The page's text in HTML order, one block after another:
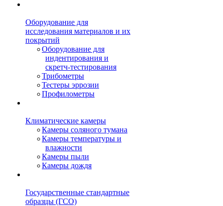
Оборудование для
исследования материалов и их
покрытий
Оборудование для
индентирования и
скретч-тестирования
Трибометры
Тестеры эррозии
Профилометры
Климатические камеры
Камеры соляного тумана
Камеры температуры и
влажности
Камеры пыли
Камеры дождя
Государственные стандартные
образцы (ГСО)